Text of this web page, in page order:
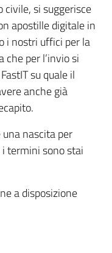
si suggerisce
apostille digitale in
i nostri uffici per la
che per l’invio si
su quale il
anche già
nascita per
i termini sono stai
a disposizione